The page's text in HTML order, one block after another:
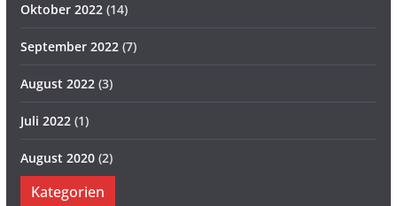
Oktober 2022(14)
September 2022(7)
August 2022(3)
Juli 2022(1)
August 2020(2)
Kategorien